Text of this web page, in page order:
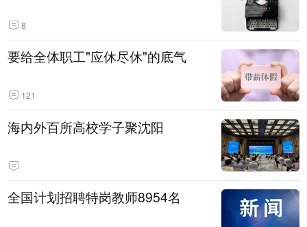
8
要给全体职工"应休尽休"的底气
121
海内外百所高校学子聚沈阳
全国计划招聘特岗教师8954名